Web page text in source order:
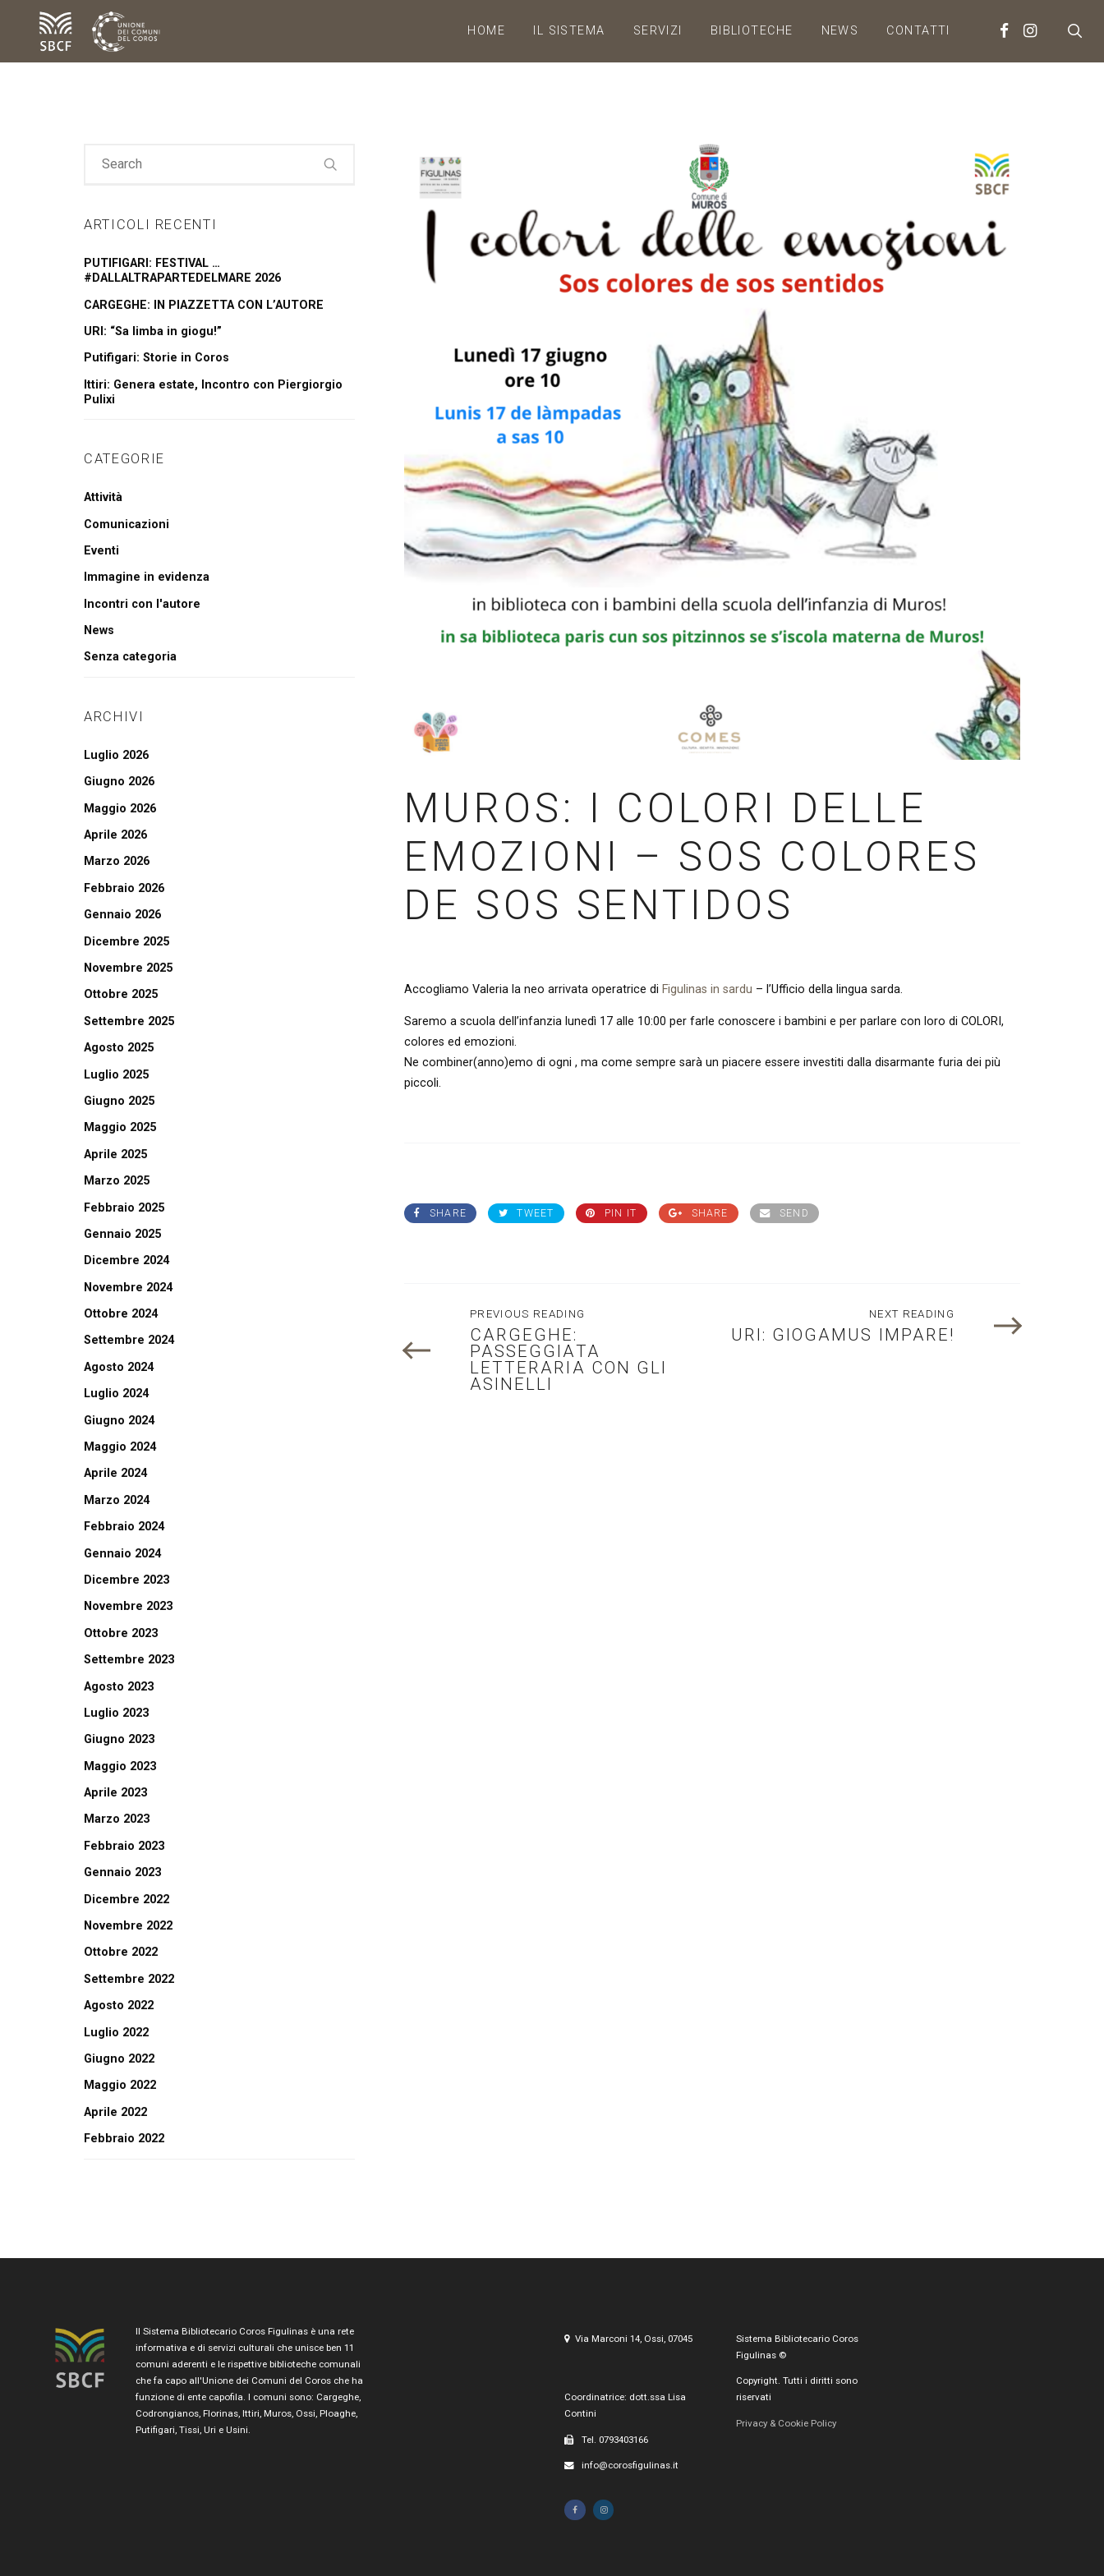
HOME IL SISTEMA SERVIZI BIBLIOTECHE NEWS CONTATTI
MUROS: I COLORI DELLE
EMOZIONI – SOS COLORES
DE SOS SENTIDOS
Accogliamo Valeria la neo arrivata operatrice di Figulinas in sardu – l’Ufficio della lingua sarda.
Saremo a scuola dell’infanzia lunedì 17 alle 10:00 per farle conoscere i bambini e per parlare con loro di COLORI,
colores ed emozioni.
Ne combiner(anno)emo di ogni , ma come sempre sarà un piacere essere investiti dalla disarmante furia dei più
piccoli.
SHARE TWEET PIN IT SHARE SEND
PREVIOUS READING
CARGEGHE:
PASSEGGIATA
LETTERARIA CON GLI
ASINELLI
NEXT READING
URI: GIOGAMUS IMPARE!
ARTICOLI RECENTI
PUTIFIGARI: FESTIVAL …
#DALLALTRAPARTEDELMARE 2026
CARGEGHE: IN PIAZZETTA CON L’AUTORE
URI: “Sa limba in giogu!”
Putifigari: Storie in Coros
Ittiri: Genera estate, Incontro con Piergiorgio
Pulixi
CATEGORIE
Attività
Comunicazioni
Eventi
Immagine in evidenza
Incontri con l'autore
News
Senza categoria
ARCHIVI
Luglio 2026
Giugno 2026
Maggio 2026
Aprile 2026
Marzo 2026
Febbraio 2026
Gennaio 2026
Dicembre 2025
Novembre 2025
Ottobre 2025
Settembre 2025
Agosto 2025
Luglio 2025
Giugno 2025
Maggio 2025
Aprile 2025
Marzo 2025
Febbraio 2025
Gennaio 2025
Dicembre 2024
Novembre 2024
Ottobre 2024
Settembre 2024
Agosto 2024
Luglio 2024
Giugno 2024
Maggio 2024
Aprile 2024
Marzo 2024
Febbraio 2024
Gennaio 2024
Dicembre 2023
Novembre 2023
Ottobre 2023
Settembre 2023
Agosto 2023
Luglio 2023
Giugno 2023
Maggio 2023
Aprile 2023
Marzo 2023
Febbraio 2023
Gennaio 2023
Dicembre 2022
Novembre 2022
Ottobre 2022
Settembre 2022
Agosto 2022
Luglio 2022
Giugno 2022
Maggio 2022
Aprile 2022
Febbraio 2022
Il Sistema Bibliotecario Coros Figulinas è una rete
informativa e di servizi culturali che unisce ben 11
comuni aderenti e le rispettive biblioteche comunali
che fa capo all'Unione dei Comuni del Coros che ha
funzione di ente capofila. I comuni sono: Cargeghe,
Codrongianos, Florinas, Ittiri, Muros, Ossi, Ploaghe,
Putifigari, Tissi, Uri e Usini.
Via Marconi 14, Ossi, 07045
Coordinatrice: dott.ssa Lisa
Contini
Tel. 0793403166
info@corosfigulinas.it
Sistema Bibliotecario Coros
Figulinas ©
Copyright. Tutti i diritti sono
riservati
Privacy & Cookie Policy